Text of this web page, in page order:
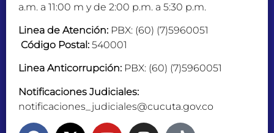
a.m. a 11:00 m y de 2:00 p.m. a 5:30 p.m.
Linea de Atención: PBX: (60) (7)5960051
Código Postal: 540001
Linea Anticorrupción: PBX: (60) (7)5960051
Notificaciones Judiciales:
notificaciones_judiciales@cucuta.gov.co